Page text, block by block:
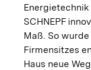
SCHNEPF
Maß. So
Firmensitzes
Haus neue